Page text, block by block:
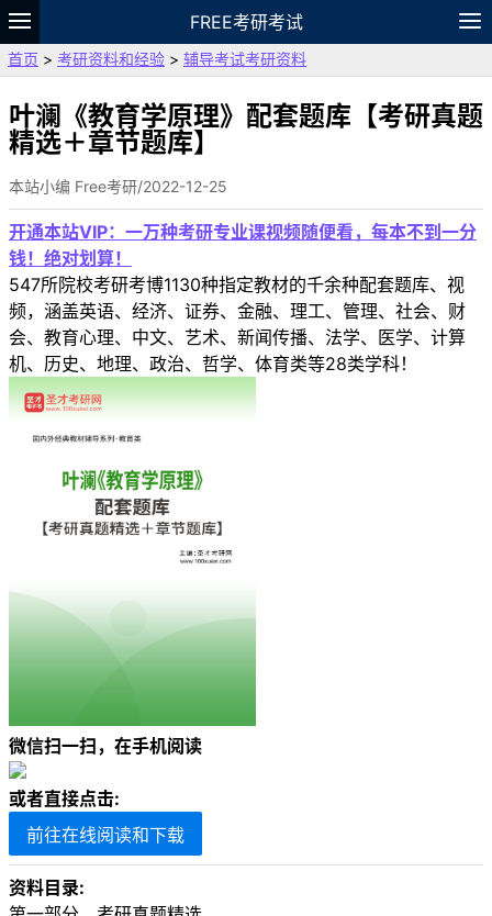
FREE考研考试
题库
故事 专题 APP 笔记
VIP
资料
首页 > 考研资料和经验 > 辅导考试考研资料
叶澜《教育学原理》配套题库【考研真题
精选＋章节题库】
本站小编 Free考研/2022-12-25
开通本站VIP：一万种考研专业课视频随便看，每本不到一分
钱！绝对划算！
547所院校考研考博1130种指定教材的千余种配套题库、视
频，涵盖英语、经济、证券、金融、理工、管理、社会、财
会、教育心理、中文、艺术、新闻传播、法学、医学、计算
机、历史、地理、政治、哲学、体育类等28类学科！
微信扫一扫，在手机阅读
或者直接点击:
前往在线阅读和下载
资料目录: